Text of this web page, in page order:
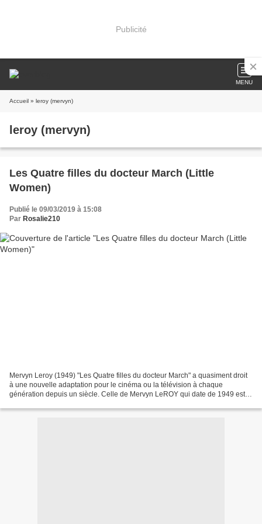
Publicité
MENU
Accueil » leroy (mervyn)
leroy (mervyn)
Les Quatre filles du docteur March (Little
Women)
Publié le 09/03/2019 à 15:08
Par Rosalie210
Mervyn Leroy (1949) "Les Quatre filles du docteur March" a quasiment droit
à une nouvelle adaptation pour le cinéma ou la télévision à chaque
génération depuis un siècle. Celle de Mervyn LeROY qui date de 1949 est la